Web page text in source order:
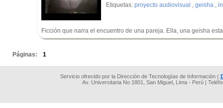
Etiquetas: proyecto audiovisual , geisha ,
Ficción que narra el encuentro de una pareja. Ella, una geisha
Páginas: 1
Servicio ofrecido por la Dirección de Tecnologías de Información (
Av. Universitaria No 1801, San Miguel, Lima - Perú |